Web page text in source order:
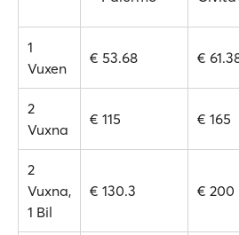
1
Vuxen
€ 53.68 €
2
Vuxna
€ 115 € 165
2
Vuxna,
1 Bil
€ 130.3 € 200